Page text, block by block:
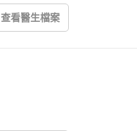
查看醫生檔案